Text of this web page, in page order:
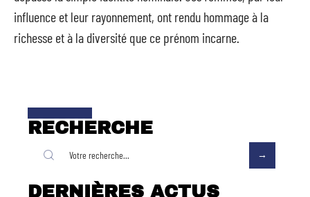
influence et leur rayonnement, ont rendu hommage à la
richesse et à la diversité que ce prénom incarne.
RECHERCHE
DERNIÈRES ACTUS